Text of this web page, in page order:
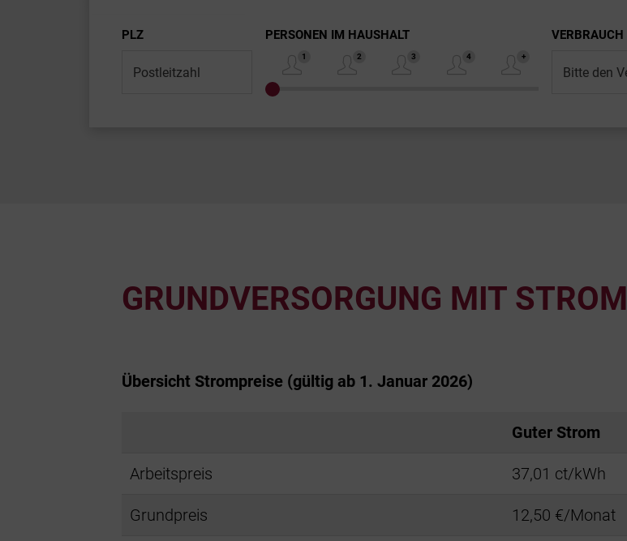
PLZ PERSONEN IM HAUSHALT VERBRAUCH
GRUNDVERSORGUNG MIT STROM
Übersicht Strompreise (gültig ab 1. Januar 2026)
Guter Strom
Arbeitspreis 37,01 ct/kWh
Grundpreis 12,50 €/Monat